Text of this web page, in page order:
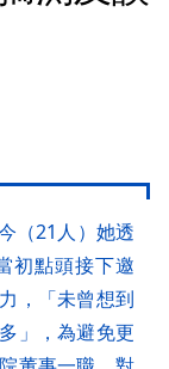
（21人）她透
初點頭接下邀
，「未曾想到
」，為避免更